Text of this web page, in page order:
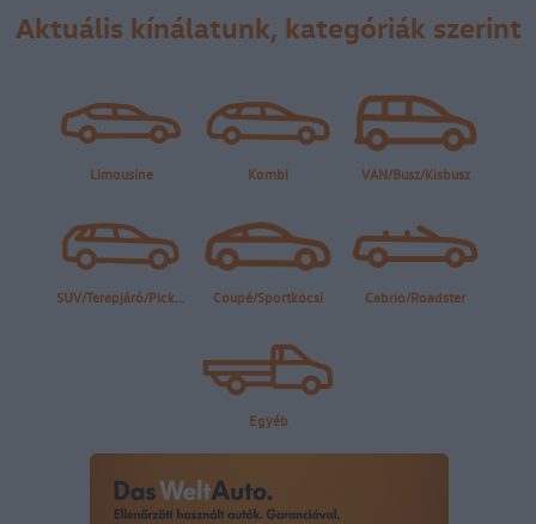
Aktuális kínálatunk, kategóriák szerint